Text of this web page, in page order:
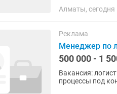
Алматы, сегодня
Реклама
Менеджер по
500 000 - 1
Вакансия: логист в
процессы под